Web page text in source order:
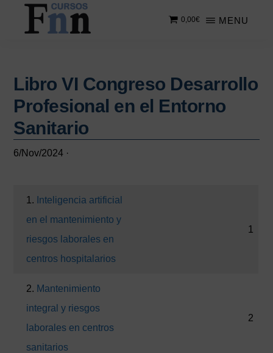
Saltar
contenido
Saltar
principal
online
MENU
0,00€
Libro VI Congreso Desarrollo
Profesional en el Entorno
Sanitario
6/Nov/2024 ·
1. Inteligencia artificial
en el mantenimiento y
riesgos laborales en
centros hospitalarios
1
2. Mantenimiento
integral y riesgos
laborales en centros
sanitarios
2